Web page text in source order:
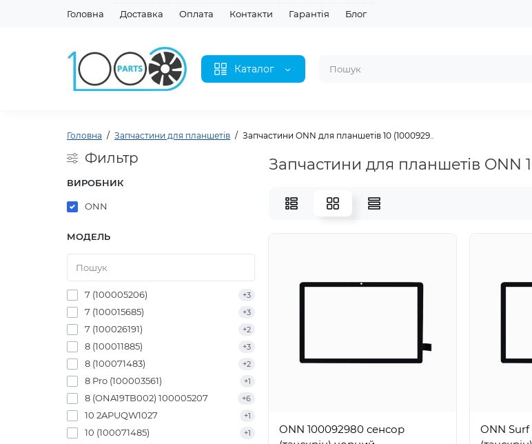
Головна Доставка Оплата Контакти Гарантія Блог
Каталог
Головна Запчастини для планшетів Запчастини ONN для планшетів 10 (1000929..
Фильтр
ВИРОБНИК
ONN
МОДЕЛЬ
7 (100005206) +3
7 (100015685) +3
7 (100026191) +2
8 (100011885) +3
8 (100071483) +2
8 Pro (100003561) +1
8 (ONA19TB002) 100005207 +6
10 2APUQW1027 +1
10 (100071485) +1
Запчастини для планшетів ONN
ONN 100092980 сенсор
ONN Surf